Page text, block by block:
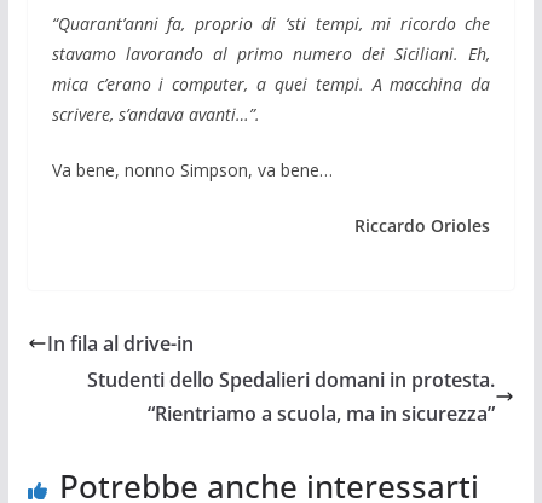
“Quarant’anni fa, proprio di ‘sti tempi, mi ricordo che
stavamo lavorando al primo numero dei Siciliani. Eh,
mica c’erano i computer, a quei tempi. A macchina da
scrivere, s’andava avanti…”.
Va bene, nonno Simpson, va bene…
Riccardo Orioles
In fila al drive-in
Studenti dello Spedalieri domani in protesta.
“Rientriamo a scuola, ma in sicurezza”
Potrebbe anche interessarti